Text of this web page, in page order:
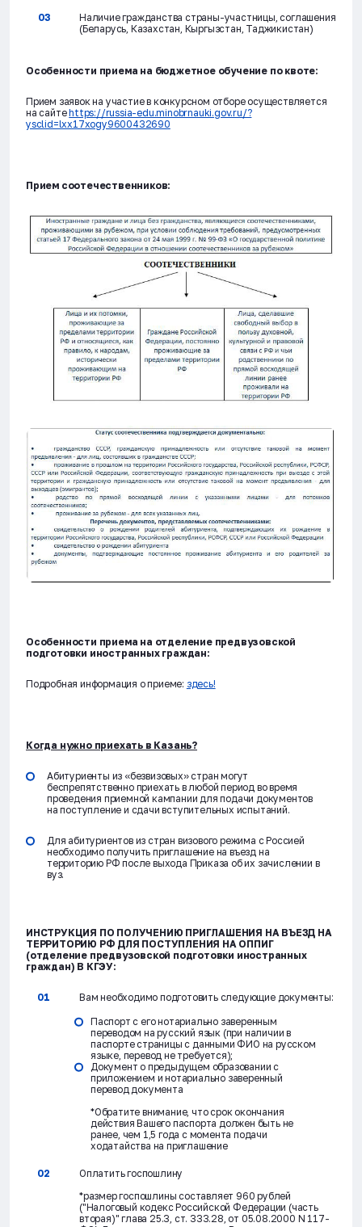
Наличие гражданства страны-участницы, соглашения
(Беларусь, Казахстан, Кыргызстан, Таджикистан)
Особенности приема на бюджетное обучение по квоте:
Прием заявок на участие в конкурсном отборе осуществляется
на сайтеhttps://russia-edu.minobrnauki.gov.ru/?
ysclid=lxx17xogy9600432690
Прием соотечественников:
Особенности приема на отделение предвузовской
подготовки иностранных граждан:
Подробная информация о приеме: здесь!
Когда нужно приехать в Казань?
Абитуриенты из «безвизовых» стран могут
беспрепятственно приехать в любой период во время
проведения приемной кампании для подачи документов
на поступление и сдачи вступительных испытаний.
Для абитуриентов из стран визового режима с Россией
необходимо получить приглашение на въезд на
территорию РФ после выхода Приказа об их зачислении в
вуз.
ИНСТРУКЦИЯ ПО ПОЛУЧЕНИЮ ПРИГЛАШЕНИЯ НА ВЪЕЗД НА
ТЕРРИТОРИЮ РФ ДЛЯ ПОСТУПЛЕНИЯ НА ОППИГ
(отделение предвузовской подготовки иностранных
граждан) В КГЭУ:
Вам необходимо подготовить следующие документы:
Паспорт с его нотариально заверенным
переводом на русский язык (при наличии в
паспорте страницы с данными ФИО на русском
языке, перевод не требуется);
Документ о предыдущем образовании с
приложением и нотариально заверенный
перевод документа
*Обратите внимание, что срок окончания
действия Вашего паспорта должен быть не
ранее, чем 1,5 года с момента подачи
ходатайства на приглашение
Оплатить госпошлину
*размер госпошлины составляет 960 рублей
("Налоговый кодекс Российской Федерации (часть
вторая)" глава 25.3, ст. 333.28, от 05.08.2000 N 117-